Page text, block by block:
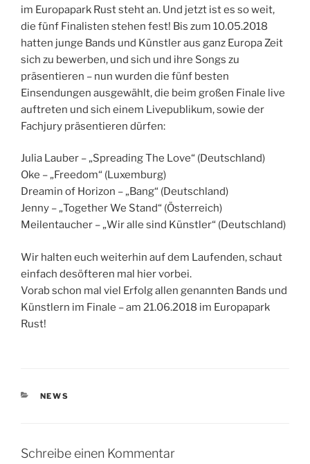
im Europapark Rust steht an. Und jetzt ist es so weit,
die fünf Finalisten stehen fest! Bis zum 10.05.2018
hatten junge Bands und Künstler aus ganz Europa Zeit
sich zu bewerben, und sich und ihre Songs zu
präsentieren – nun wurden die fünf besten
Einsendungen ausgewählt, die beim großen Finale live
auftreten und sich einem Livepublikum, sowie der
Fachjury präsentieren dürfen:
Julia Lauber – „Spreading The Love“ (Deutschland)
Oke – „Freedom“ (Luxemburg)
Dreamin of Horizon – „Bang“ (Deutschland)
Jenny – „Together We Stand“ (Österreich)
Meilentaucher – „Wir alle sind Künstler“ (Deutschland)
Wir halten euch weiterhin auf dem Laufenden, schaut
einfach desöfteren mal hier vorbei.
Vorab schon mal viel Erfolg allen genannten Bands und
Künstlern im Finale – am 21.06.2018 im Europapark
Rust!
KATEGORIEN
NEWS
Schreibe einen Kommentar